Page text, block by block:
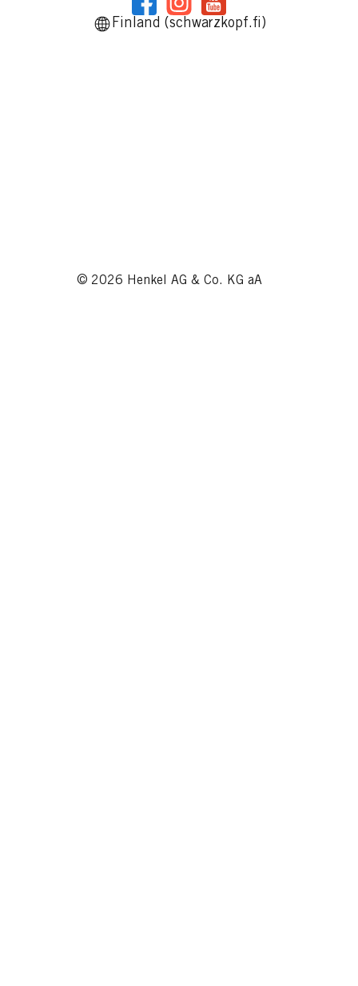
Finland (schwarzkopf.fi)
© 2026 Henkel AG & Co. KG aA